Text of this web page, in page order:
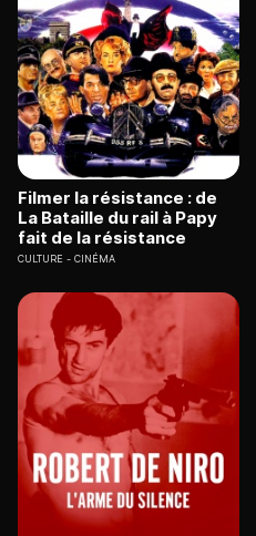
Filmer la résistance : de
La Bataille du rail à Papy
fait de la résistance
CULTURE CINÉMA